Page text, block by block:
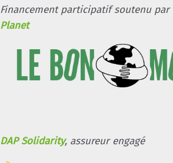
Financement participatif soutenu
Planet
DAP Solidarity, assureur engagé